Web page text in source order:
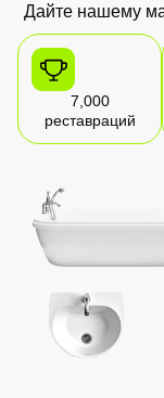
Дайте нашему
7,000
реставраций